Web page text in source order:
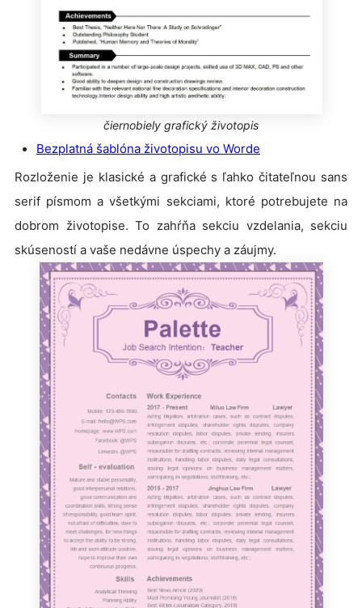
čiernobiely grafický životopis
Bezplatná šablóna životopisu vo Worde
Rozloženie je klasické a grafické s ľahko čitateľnou sans
serif písmom a všetkými sekciami, ktoré potrebujete na
dobrom životopise. To zahŕňa sekciu vzdelania, sekciu
skúseností a vaše nedávne úspechy a záujmy.